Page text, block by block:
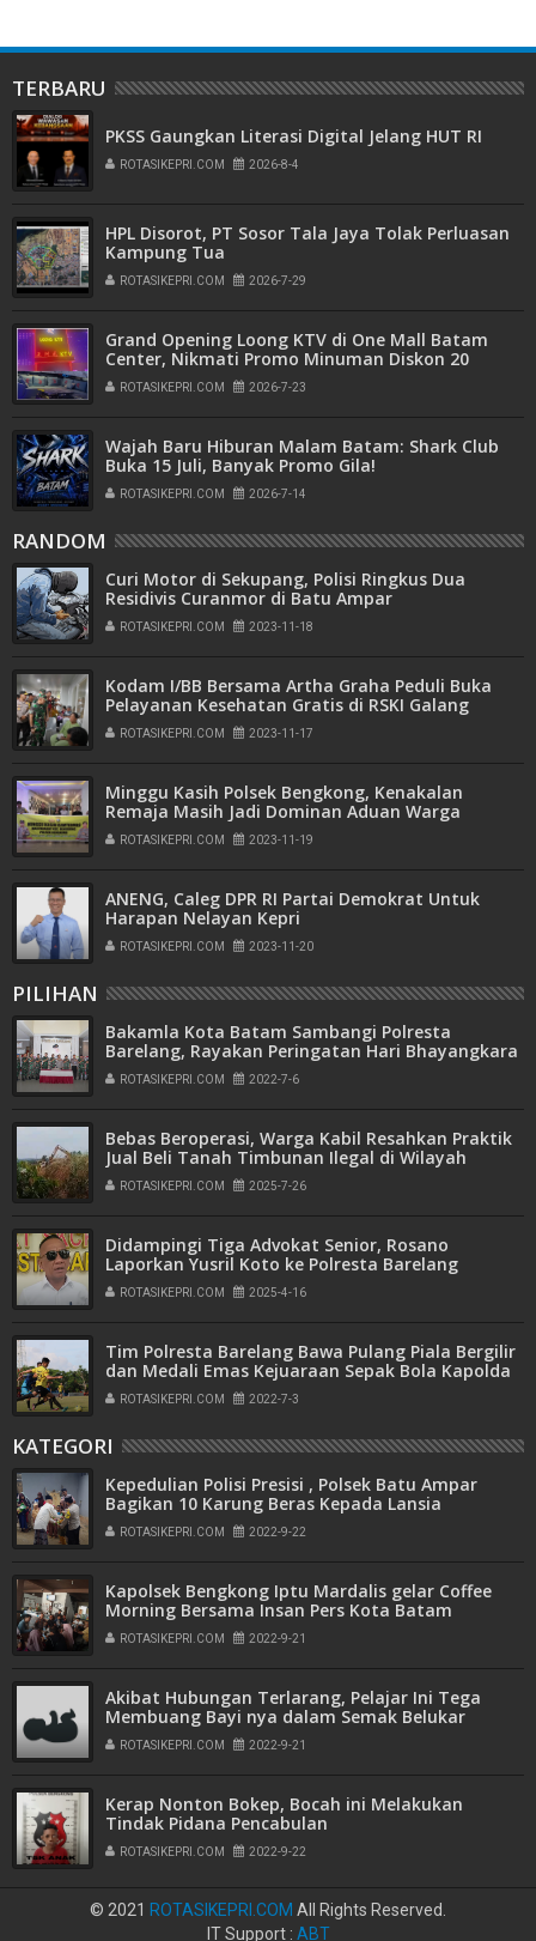
TERBARU
PKSS Gaungkan Literasi Digital Jelang HUT RI
ROTASIKEPRI.COM 2026-8-4
HPL Disorot, PT Sosor Tala Jaya Tolak Perluasan
Kampung Tua
ROTASIKEPRI.COM 2026-7-29
Grand Opening Loong KTV di One Mall Batam
Center, Nikmati Promo Minuman Diskon 20
Persen
ROTASIKEPRI.COM 2026-7-23
Wajah Baru Hiburan Malam Batam: Shark Club
Buka 15 Juli, Banyak Promo Gila!
ROTASIKEPRI.COM 2026-7-14
RANDOM
Curi Motor di Sekupang, Polisi Ringkus Dua
Residivis Curanmor di Batu Ampar
ROTASIKEPRI.COM 2023-11-18
Kodam I/BB Bersama Artha Graha Peduli Buka
Pelayanan Kesehatan Gratis di RSKI Galang
ROTASIKEPRI.COM 2023-11-17
Minggu Kasih Polsek Bengkong, Kenakalan
Remaja Masih Jadi Dominan Aduan Warga
ROTASIKEPRI.COM 2023-11-19
ANENG, Caleg DPR RI Partai Demokrat Untuk
Harapan Nelayan Kepri
ROTASIKEPRI.COM 2023-11-20
PILIHAN
Bakamla Kota Batam Sambangi Polresta
Barelang, Rayakan Peringatan Hari Bhayangkara
ke-76
ROTASIKEPRI.COM 2022-7-6
Bebas Beroperasi, Warga Kabil Resahkan Praktik
Jual Beli Tanah Timbunan Ilegal di Wilayah
Pemukiman
ROTASIKEPRI.COM 2025-7-26
Didampingi Tiga Advokat Senior, Rosano
Laporkan Yusril Koto ke Polresta Barelang
ROTASIKEPRI.COM 2025-4-16
Tim Polresta Barelang Bawa Pulang Piala Bergilir
dan Medali Emas Kejuaraan Sepak Bola Kapolda
Kepri Cup Tahun 2022
ROTASIKEPRI.COM 2022-7-3
KATEGORI
Kepedulian Polisi Presisi , Polsek Batu Ampar
Bagikan 10 Karung Beras Kepada Lansia
ROTASIKEPRI.COM 2022-9-22
Kapolsek Bengkong Iptu Mardalis gelar Coffee
Morning Bersama Insan Pers Kota Batam
ROTASIKEPRI.COM 2022-9-21
Akibat Hubungan Terlarang, Pelajar Ini Tega
Membuang Bayi nya dalam Semak Belukar
ROTASIKEPRI.COM 2022-9-21
Kerap Nonton Bokep, Bocah ini Melakukan
Tindak Pidana Pencabulan
ROTASIKEPRI.COM 2022-9-22
© 2021 ROTASIKEPRI.COM All Rights Reserved.
IT Support : ABT